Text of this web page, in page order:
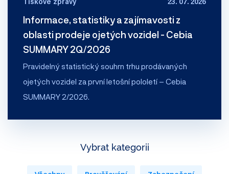
Informace, statistiky a zajímavosti z
oblasti prodeje ojetých vozidel - Cebia
SUMMARY 2Q/2026
Pravidelný statistický souhrn trhu prodávaných
ojetých vozidel za první letošní pololetí – Cebia
SUMMARY 2/2026.
Vybrat kategorii